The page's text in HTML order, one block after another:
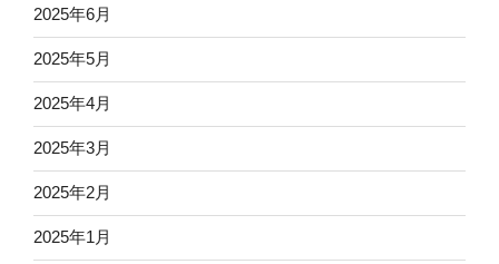
2025年6月
2025年5月
2025年4月
2025年3月
2025年2月
2025年1月